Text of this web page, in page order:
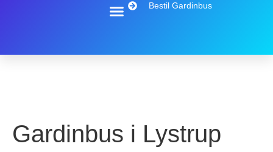
Bestil Gardinbus
Gardinbus i Lystrup